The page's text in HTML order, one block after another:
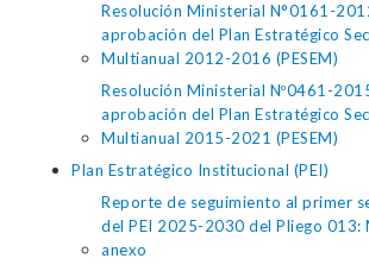
Resolución Ministerial N°0161-
aprobación del Plan Estratégico
Multianual 2012-2016 (PESEM)
Resolución Ministerial Nº0461-
aprobación del Plan Estratégico
Multianual 2015-2021 (PESEM)
Plan Estratégico Institucional (PEI)
Reporte de seguimiento al primer
del PEI 2025-2030 del Pliego 013:
anexo